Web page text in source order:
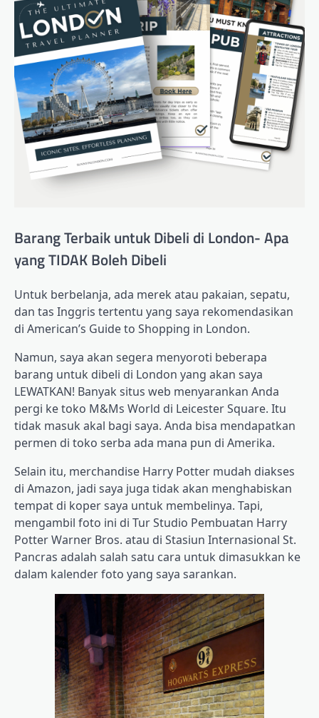
Barang Terbaik untuk Dibeli di London- Apa
yang TIDAK Boleh Dibeli
Untuk berbelanja, ada merek atau pakaian, sepatu,
dan tas Inggris tertentu yang saya rekomendasikan
di American’s Guide to Shopping in London.
Namun, saya akan segera menyoroti beberapa
barang untuk dibeli di London yang akan saya
LEWATKAN! Banyak situs web menyarankan Anda
pergi ke toko M&Ms World di Leicester Square. Itu
tidak masuk akal bagi saya. Anda bisa mendapatkan
permen di toko serba ada mana pun di Amerika.
Selain itu, merchandise Harry Potter mudah diakses
di Amazon, jadi saya juga tidak akan menghabiskan
tempat di koper saya untuk membelinya. Tapi,
mengambil foto ini di Tur Studio Pembuatan Harry
Potter Warner Bros. atau di Stasiun Internasional St.
Pancras adalah salah satu cara untuk dimasukkan ke
dalam kalender foto yang saya sarankan.